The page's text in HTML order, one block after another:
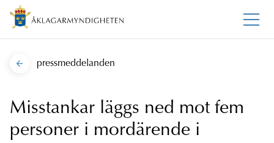
pressmeddelanden
Misstankar läggs ned mot fem
personer i mordärende i